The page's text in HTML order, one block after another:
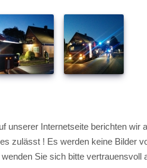
unserer Internetseite berichten
zulässt ! Es werden keine Bilder
Sie sich bitte vertrauensvoll